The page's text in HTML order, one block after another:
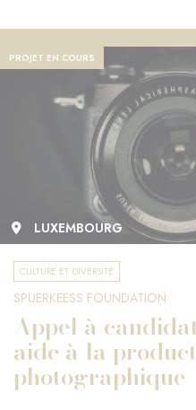
PROJET EN COURS
LUXEMBOURG
CULTURE ET DIVERSITÉ
SPUERKEESS FOUNDATION
Appel à
aide à la
photographique